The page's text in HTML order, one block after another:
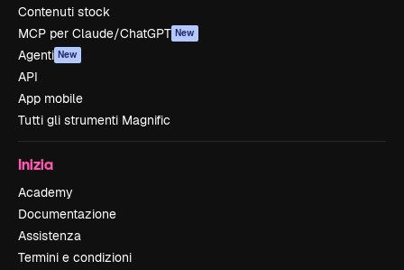
Contenuti stock
MCP per Claude/ChatGPT New
Agenti New
API
App mobile
Tutti gli strumenti Magnific
Inizia
Academy
Documentazione
Assistenza
Termini e condizioni